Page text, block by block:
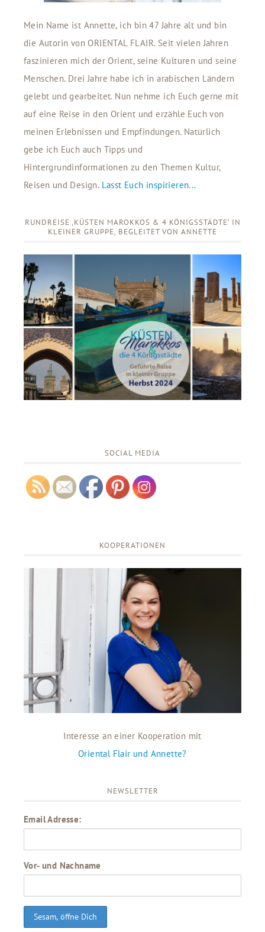
Mein Name ist Annette, ich bin 47 Jahre alt und bin
die Autorin von ORIENTAL FLAIR. Seit vielen Jahren
faszinieren mich der Orient, seine Kulturen und seine
Menschen. Drei Jahre habe ich in arabischen Ländern
gelebt und gearbeitet. Nun nehme ich Euch gerne mit
auf eine Reise in den Orient und erzähle Euch von
meinen Erlebnissen und Empfindungen. Natürlich
gebe ich Euch auch Tipps und
Hintergrundinformationen zu den Themen Kultur,
Reisen und Design. Lasst Euch inspirieren...
RUNDREISE ‚KÜSTEN MAROKKOS & 4 KÖNIGSSTÄDTE‘ IN
KLEINER GRUPPE, BEGLEITET VON ANNETTE
SOCIAL MEDIA
KOOPERATIONEN
Interesse an einer Kooperation mit
Oriental Flair und Annette?
NEWSLETTER
Email Adresse:
Vor- und Nachname